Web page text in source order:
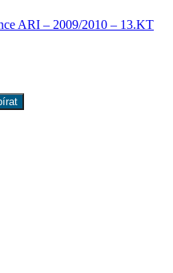
ARI – 2009/2010 – 13.KT